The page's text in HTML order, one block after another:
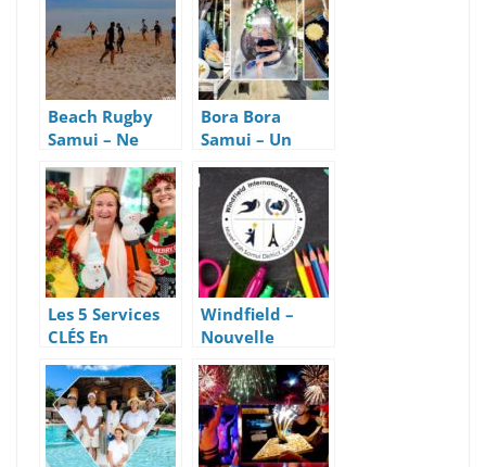
Francophone
#1 à Koh Samui
Beach Rugby
Samui – Ne
vous Faites Plus
Plaquer Et
Gagnez Des
Amis !
Bora Bora
Samui – Un
Restaurant
Lounge Coup de
Cœur
Les 5 Services
CLÉS En
Location Villa
Pour Réussir
Ses Vacances
Windfield –
Nouvelle
Grande École,
Nouveau
Concept
International